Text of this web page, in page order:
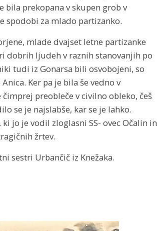
bila prekopana v skupen grob v
spodobi za mlado partizanko.
mlade dvajset letne partizanke
dobrih ljudeh v raznih stanovanjih po
tudi iz Gonarsa bili osvobojeni, so
Ker pa je bila še vedno v
preobleče v civilno obleko, češ
se je najslabše, kar se je lahko.
jo je vodil zloglasni SS- ovec Očalin in
žrtev.
sestri Urbančič iz Knežaka.